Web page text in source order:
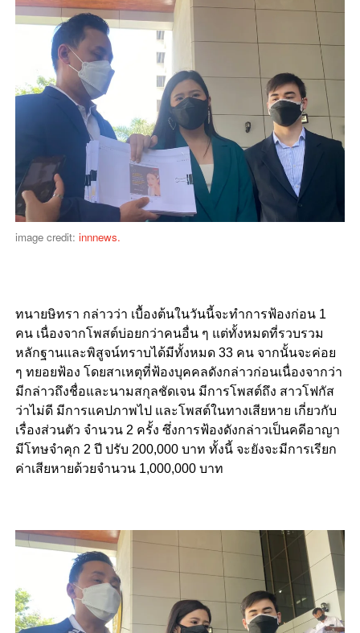
image credit: innnews.
ทนายษิทรา กล่าวว่า เบื้องต้นในวันนี้จะทำการฟ้องก่อน 1
คน เนื่องจากโพสต์บ่อยกว่าคนอื่น ๆ แต่ทั้งหมดที่รวบรวม
หลักฐานและพิสูจน์ทราบได้มีทั้งหมด 33 คน จากนั้นจะค่อย
ๆ ทยอยฟ้อง โดยสาเหตุที่ฟ้องบุคคลดังกล่าวก่อนเนื่องจากว่า
มีกล่าวถึงชื่อและนามสกุลชัดเจน มีการโพสต์ถึง สาวโฟกัส
ว่าไม่ดี มีการแคปภาพไป และโพสต์ในทางเสียหาย เกี่ยวกับ
เรื่องส่วนตัว จำนวน 2 ครั้ง ซึ่งการฟ้องดังกล่าวเป็นคดีอาญา
มีโทษจำคุก 2 ปี ปรับ 200,000 บาท ทั้งนี้ จะยังจะมีการเรียก
ค่าเสียหายด้วยจำนวน 1,000,000 บาท